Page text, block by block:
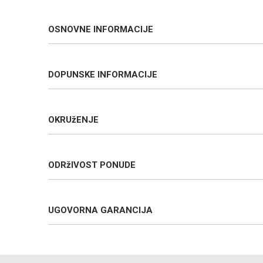
OSNOVNE INFORMACIJE
DOPUNSKE INFORMACIJE
OKRUžENJE
ODRžIVOST PONUDE
UGOVORNA GARANCIJA